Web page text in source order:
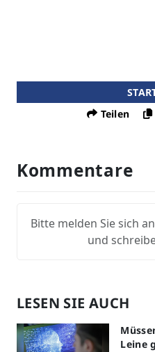
Teilen
Kommentare
Bitte melden Sie sich
und
LESEN SIE AUCH
Leine